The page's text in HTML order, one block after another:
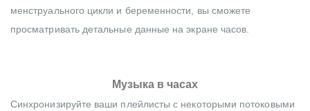
менструального цикли и беременности, вы сможете
просматривать детальные данные на экране часов.
Музыка в часах
Синхронизируйте ваши плейлисты с некоторыми потоковыми